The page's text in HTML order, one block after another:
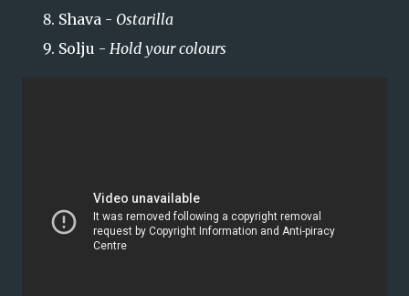
Shava - Ostarilla
Solju - Hold your colours